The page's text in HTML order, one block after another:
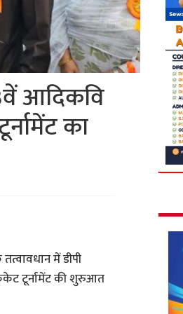
आदिकवि
का
में डीपी
टूर्नामेंट की शुरुआत